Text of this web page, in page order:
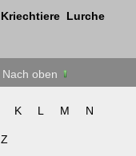
Kriechtiere Lurche
Nach oben
K L M N
Z